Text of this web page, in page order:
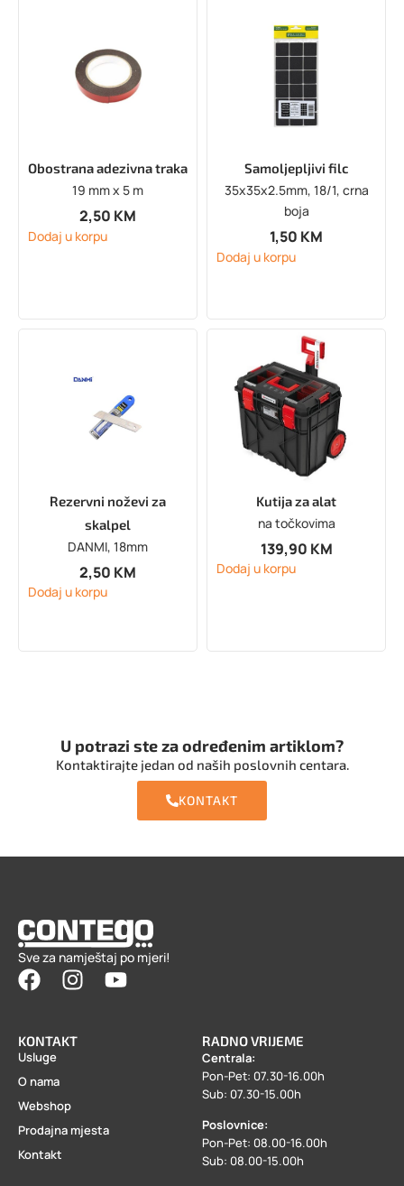
Obostrana adezivna traka
19 mm x 5 m
2,50 KM
Dodaj u korpu
Samoljepljivi filc
35x35x2.5mm, 18/1, crna
boja
1,50 KM
Dodaj u korpu
Rezervni noževi za
skalpel
DANMI, 18mm
2,50 KM
Dodaj u korpu
Kutija za alat
na točkovima
139,90 KM
Dodaj u korpu
U potrazi ste za određenim artiklom?
Kontaktirajte jedan od naših poslovnih centara.
KONTAKT
Sve za namještaj po mjeri!
KONTAKT
Usluge
O nama
Webshop
Prodajna mjesta
Kontakt
RADNO VRIJEME
Centrala:
Pon-Pet: 07.30-16.00h
Sub: 07.30-15.00h
Poslovnice:
Pon-Pet: 08.00-16.00h
Sub: 08.00-15.00h